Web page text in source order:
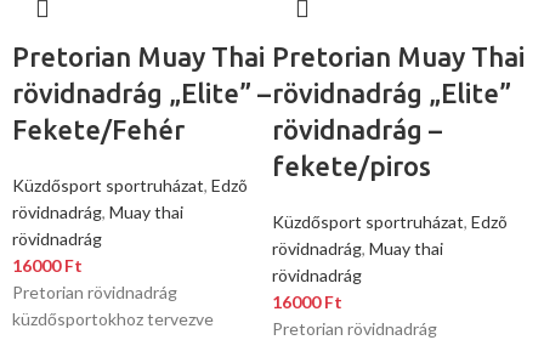
Pretorian Muay Thai
rövidnadrág „Elite” –
Fekete/Fehér
Küzdősport sportruházat, Edzõ
rövidnadrág, Muay thai
rövidnadrág
16000Ft
Pretorian rövidnadrág
küzdősportokhoz tervezve
Pretorian Muay Thai
rövidnadrág „Elite”
rövidnadrág –
fekete/piros
Küzdősport sportruházat, Edzõ
rövidnadrág, Muay thai
rövidnadrág
16000Ft
Pretorian rövidnadrág